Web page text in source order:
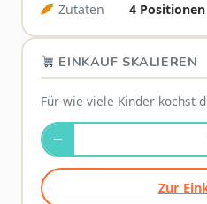
Zutaten
4 Positionen
EINKAUF SKALIEREN
Für wie viele Kinder kochst
−
Zur